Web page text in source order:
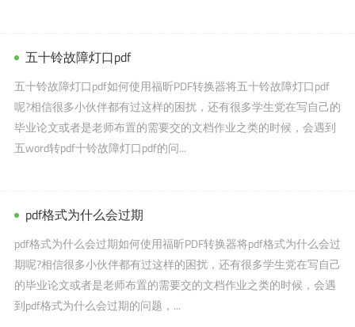
五十铃故障灯口pdf
五十铃故障灯口pdf如何使用福昕PDF转换器将五十铃故障灯口pdf
呢?相信很多小伙伴都有过这样的困扰，还有很多学生党在写自己的
毕业论文或者是老师布置的需要交的文档作业之类的时候，会遇到
五word转pdf十铃故障灯口pdf的问...
pdf格式为什么会过期
pdf格式为什么会过期如何使用福昕PDF转换器将pdf格式为什么会过
期呢?相信很多小伙伴都有过这样的困扰，还有很多学生党在写自己
的毕业论文或者是老师布置的需要交的文档作业之类的时候，会遇
到pdf格式为什么会过期的问题，...